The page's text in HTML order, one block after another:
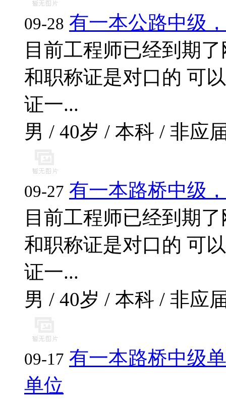
09-28 有一本公路中级
目前工程师已经到期
和职称证是对口的 可
证一...
男 / 40岁 / 本科 / 非应
09-27 有一本路桥中级
目前工程师已经到期
和职称证是对口的 可
证一...
男 / 40岁 / 本科 / 非应
09-17 有一本路桥中级
单位